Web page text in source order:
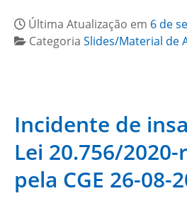
Última Atualização em 6 de
Categoria Slides/Material de
Incidente de
Lei 20.756/
pela CGE 26-08-